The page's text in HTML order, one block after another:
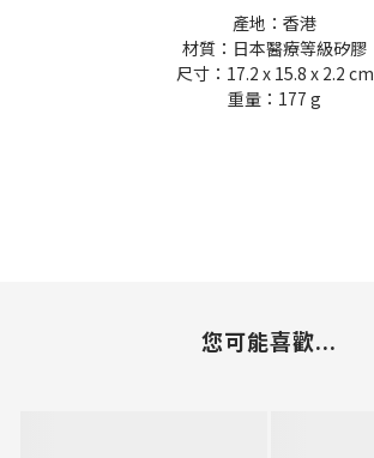
產地：香港
材質：日本醫療等級矽膠
尺寸： 17.2 x 15.8 x 2.2 cm
重量：177 g
您可能喜歡...